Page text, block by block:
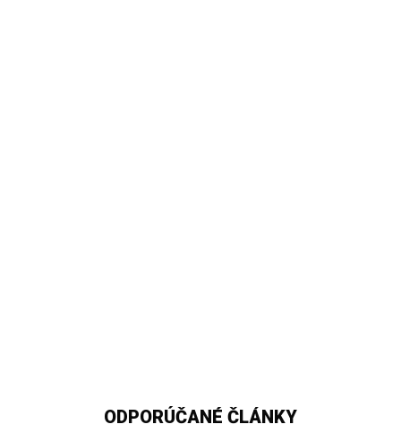
ODPORÚČANÉ ČLÁNKY